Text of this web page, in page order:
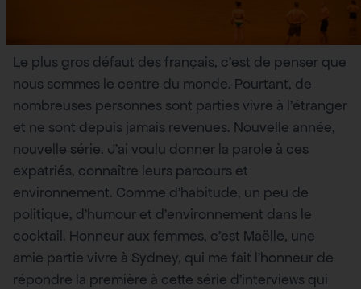
Le plus gros défaut des français, c’est de penser que
nous sommes le centre du monde. Pourtant, de
nombreuses personnes sont parties vivre à l’étranger
et ne sont depuis jamais revenues. Nouvelle année,
nouvelle série. J’ai voulu donner la parole à ces
expatriés, connaître leurs parcours et
environnement. Comme d’habitude, un peu de
politique, d’humour et d’environnement dans le
cocktail. Honneur aux femmes, c’est Maëlle, une
amie partie vivre à Sydney, qui me fait l’honneur de
répondre la première à cette série d’interviews qui